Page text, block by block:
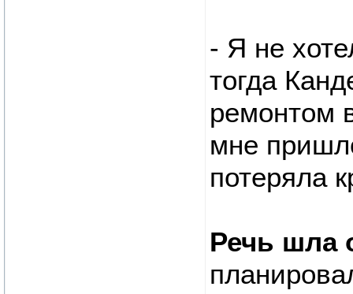
- Я не
тогда
ремонтом
мне
потеряла
Речь шла